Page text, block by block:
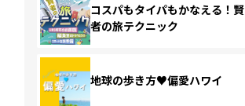
コスパもタイパもかなえる！賢
者の旅テクニック
地球の歩き方♥偏愛ハワイ